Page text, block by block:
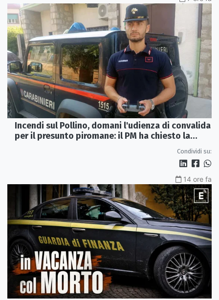
Incendi sul Pollino, domani l'udienza di convalida
per il presunto piromane: il PM ha chiesto la
Condividi su:
14 ore fa